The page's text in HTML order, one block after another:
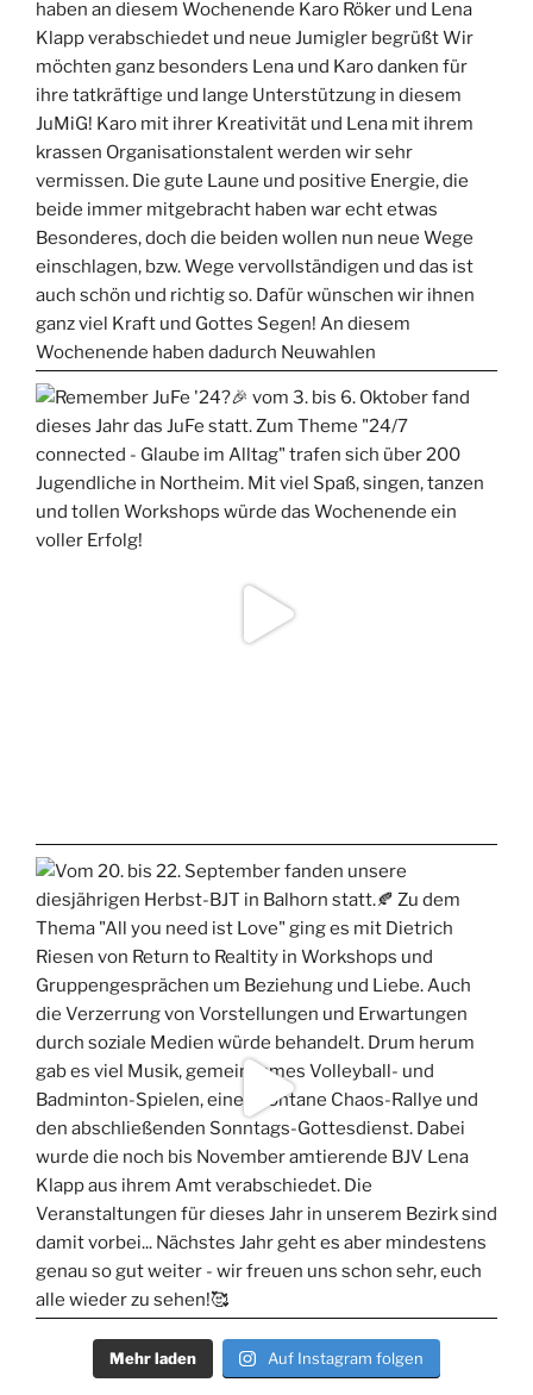
Mehr laden Auf Instagram folgen